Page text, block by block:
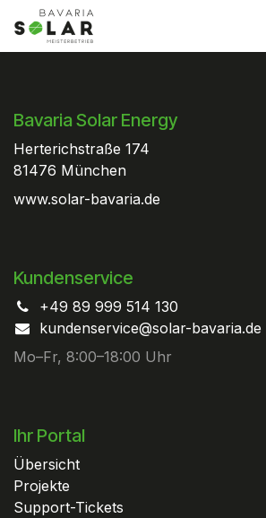
Zum Inhalt springen
Bavaria Solar Energy
Herterichstraße 174
81476 München
www.solar-bavaria.de
Kundenservice
+49 89 999 514 130
kundenservice@solar-bavaria.de
Mo–Fr, 8:00–18:00 Uhr
Ihr Portal
Übersicht
Projekte
Support-Tickets